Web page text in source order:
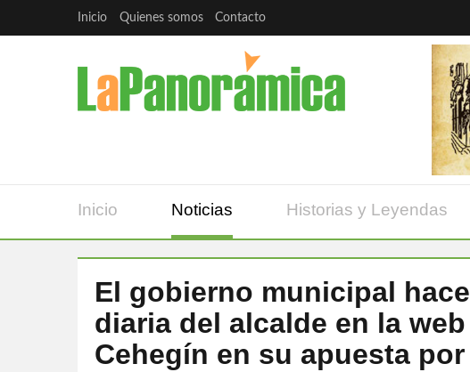
Inicio Quienes somos Contacto
Inicio Noticias Historias y Leyendas
El gobierno municipal
diaria del alcalde en la
Cehegín en su apuesta